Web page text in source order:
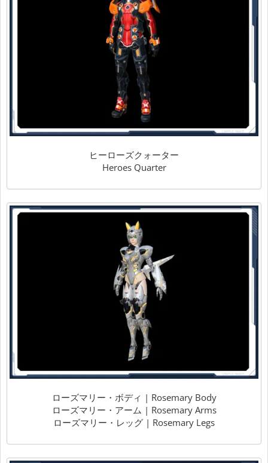
ヒーローズクォーター
Heroes Quarter
ローズマリー・ボディ | Rosemary Body
ローズマリー・アーム | Rosemary Arms
ローズマリー・レッグ | Rosemary Legs